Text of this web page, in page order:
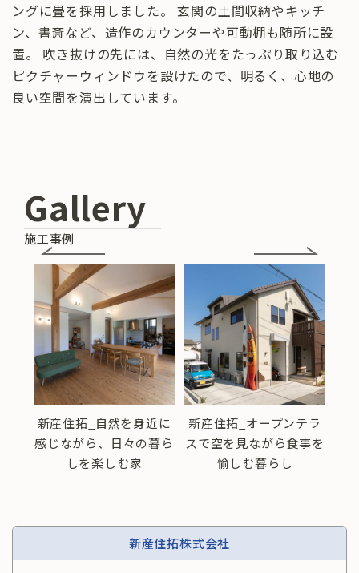
ングに畳を採用しました。 玄関の土間収納やキッチ
ン、書斎など、造作のカウンターや可動棚も随所に設
置。 吹き抜けの先には、自然の光をたっぷり取り込む
ピクチャーウィンドウを設けたので、明るく、心地の
良い空間を演出しています。
Gallery
施工事例
新産住拓_自然を身近に
感じながら、日々の暮ら
しを楽しむ家
新産住拓_オープンテラ
スで空を見ながら食事を
愉しむ暮らし
新産住拓株式会社